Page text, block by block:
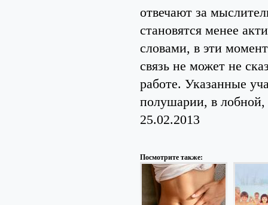
отвечают за
становятся менее
словами, в эти
связь не может не
работе. Указанные
полушарии, в
25.02.2013
Посмотрите также: